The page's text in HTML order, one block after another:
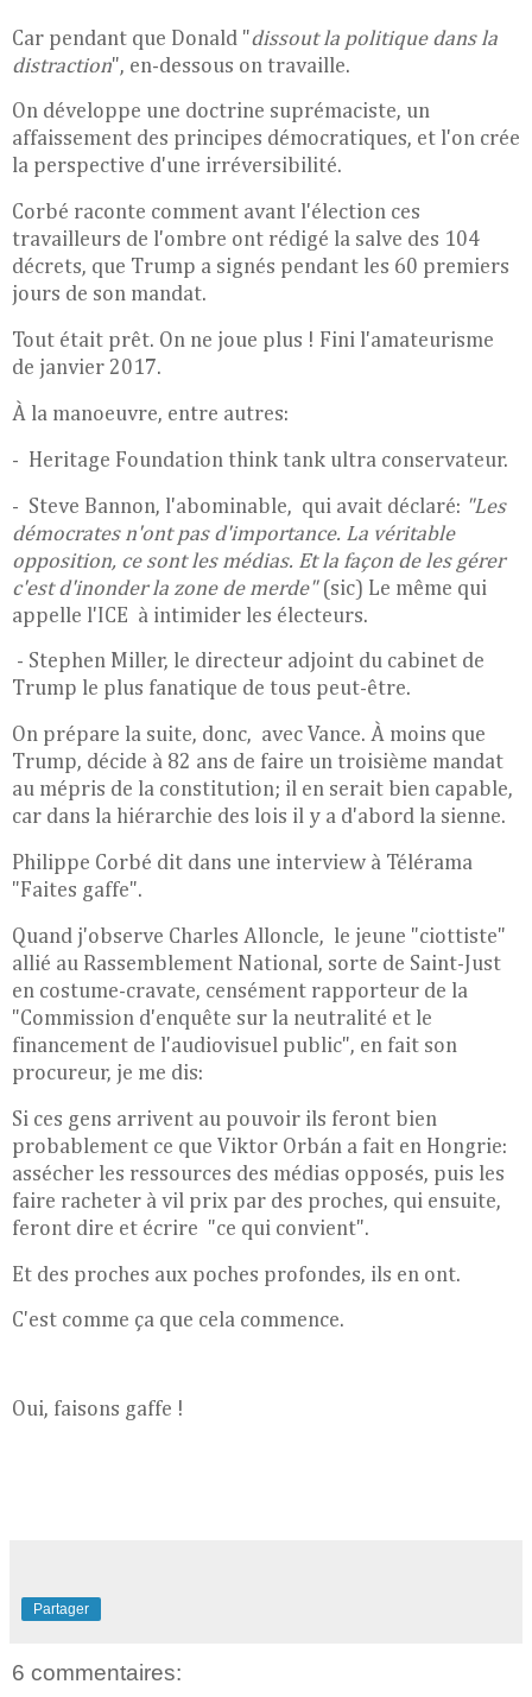
Car pendant que Donald "dissout la politique dans la
distraction", en-dessous on travaille.
On développe une doctrine suprémaciste, un
affaissement des principes démocratiques, et l'on crée
la perspective d'une irréversibilité.
Corbé raconte comment avant l'élection ces
travailleurs de l'ombre ont rédigé la salve des 104
décrets, que Trump a signés pendant les 60 premiers
jours de son mandat.
Tout était prêt. On ne joue plus ! Fini l'amateurisme
de janvier 2017.
À la manoeuvre, entre autres:
- Heritage Foundation think tank ultra conservateur.
- Steve Bannon, l'abominable, qui avait déclaré: "Les
démocrates n'ont pas d'importance. La véritable
opposition, ce sont les médias. Et la façon de les gérer
c'est d'inonder la zone de merde" (sic) Le même qui
appelle l'ICE à intimider les électeurs.
- Stephen Miller, le directeur adjoint du cabinet de
Trump le plus fanatique de tous peut-être.
On prépare la suite, donc, avec Vance. À moins que
Trump, décide à 82 ans de faire un troisième mandat
au mépris de la constitution; il en serait bien capable,
car dans la hiérarchie des lois il y a d'abord la sienne.
Philippe Corbé dit dans une interview à Télérama
"Faites gaffe".
Quand j'observe Charles Alloncle, le jeune "ciottiste"
allié au Rassemblement National, sorte de Saint-Just
en costume-cravate, censément rapporteur de la
"Commission d'enquête sur la neutralité et le
financement de l'audiovisuel public", en fait son
procureur, je me dis:
Si ces gens arrivent au pouvoir ils feront bien
probablement ce que Viktor Orbán a fait en Hongrie:
assécher les ressources des médias opposés, puis les
faire racheter à vil prix par des proches, qui ensuite,
feront dire et écrire "ce qui convient".
Et des proches aux poches profondes, ils en ont.
C'est comme ça que cela commence.
Oui, faisons gaffe !
Partager
6 commentaires: